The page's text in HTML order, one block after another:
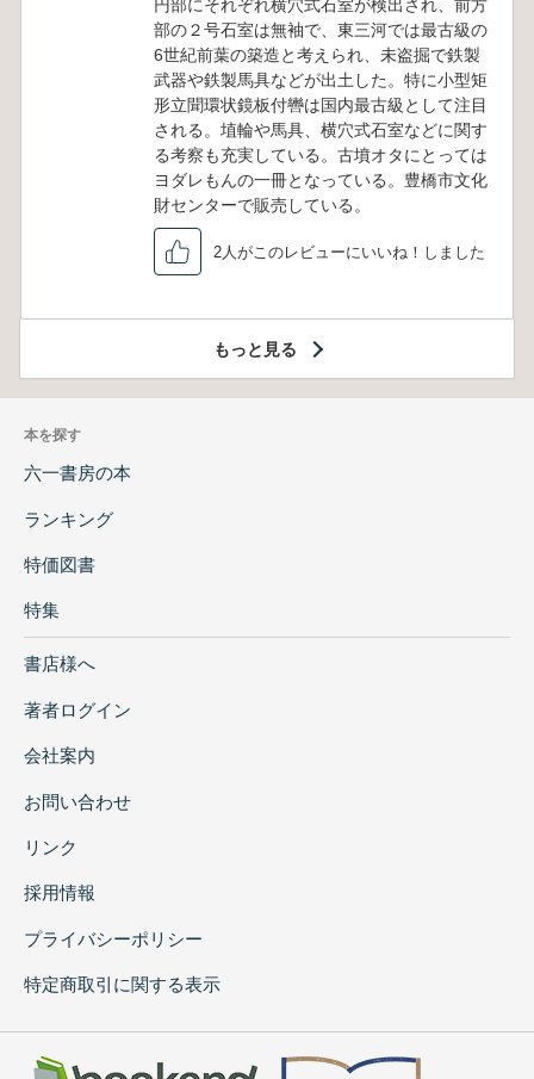
円部にそれぞれ横穴式石室が検出され、前方
部の２号石室は無袖で、東三河では最古級の
6世紀前葉の築造と考えられ、未盗掘で鉄製
武器や鉄製馬具などが出土した。特に小型矩
形立聞環状鏡板付轡は国内最古級として注目
される。埴輪や馬具、横穴式石室などに関す
る考察も充実している。古墳オタにとっては
ヨダレもんの一冊となっている。豊橋市文化
財センターで販売している。
2人がこのレビューにいいね！しました
もっと見る
本を探す
六一書房の本
ランキング
特価図書
特集
書店様へ
著者ログイン
会社案内
お問い合わせ
リンク
採用情報
プライバシーポリシー
特定商取引に関する表示